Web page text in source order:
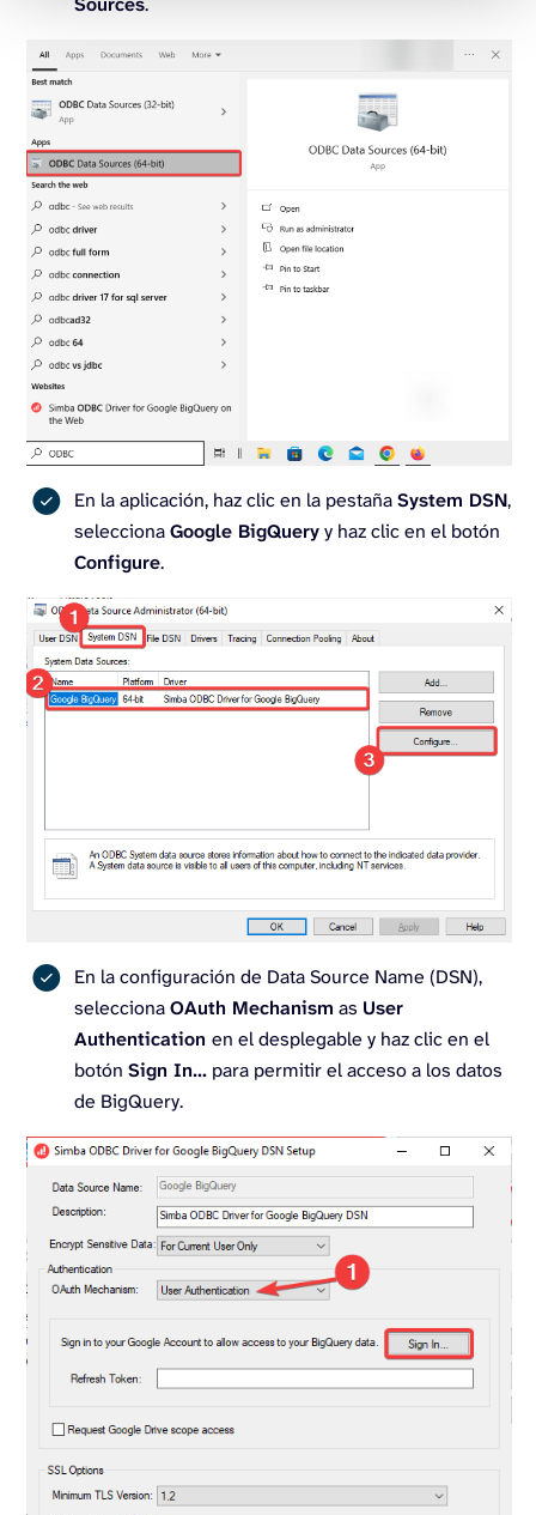
En la aplicación, haz clic en la pestañaSystem DSN,
seleccionaGoogle BigQueryy haz clic en el botón
Configure.
En la configuración de Data Source Name (DSN),
seleccionaOAuth Mechanism as User
Authentication en el desplegable y haz clic en el
botón Sign In… para permitir el acceso a los datos
de BigQuery.